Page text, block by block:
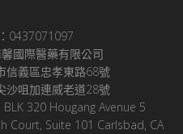
0437071097
國際醫藥有限公司
信義區忠孝東路68號
沙咀加連威老道28號
320 Hougang Avenue 5
Court, Suite 101 Carlsbad, CA